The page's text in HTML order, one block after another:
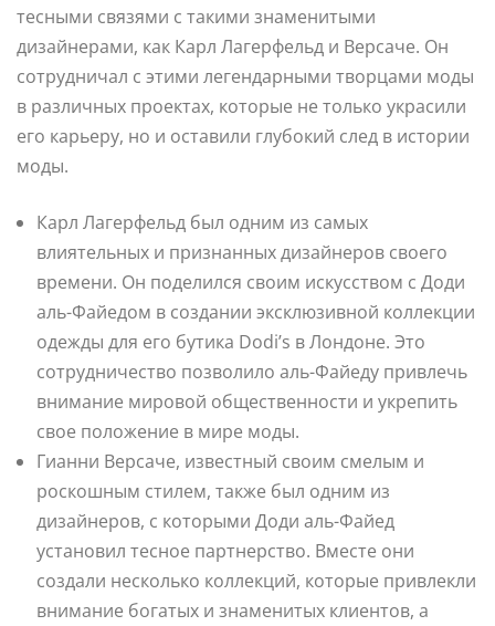
тесными связями с такими знаменитыми
дизайнерами, как Карл Лагерфельд и Версаче. Он
сотрудничал с этими легендарными творцами моды
в различных проектах, которые не только украсили
его карьеру, но и оставили глубокий след в истории
моды.
Карл Лагерфельд был одним из самых
влиятельных и признанных дизайнеров своего
времени. Он поделился своим искусством с Доди
аль-Файедом в создании эксклюзивной коллекции
одежды для его бутика Dodi’s в Лондоне. Это
сотрудничество позволило аль-Файеду привлечь
внимание мировой общественности и укрепить
свое положение в мире моды.
Гианни Версаче, известный своим смелым и
роскошным стилем, также был одним из
дизайнеров, с которыми Доди аль-Файед
установил тесное партнерство. Вместе они
создали несколько коллекций, которые привлекли
внимание богатых и знаменитых клиентов, а